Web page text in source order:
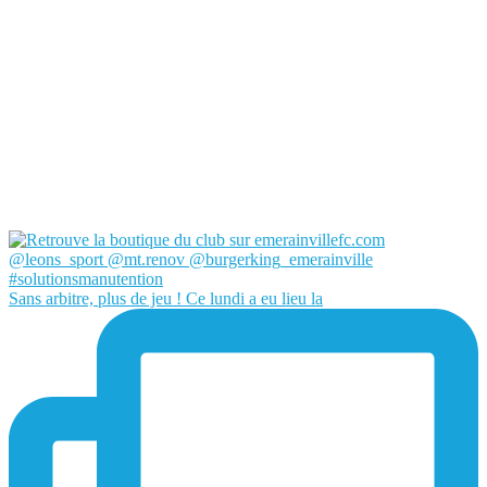
Sans arbitre, plus de jeu ! Ce lundi a eu lieu la